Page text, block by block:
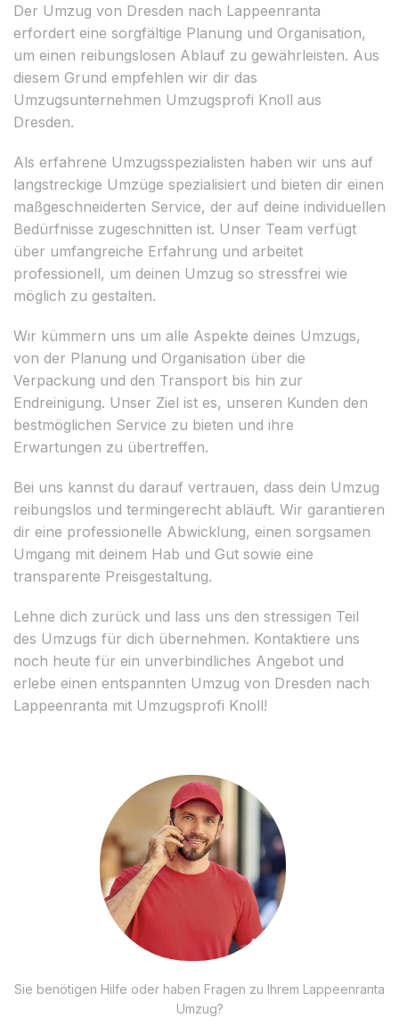
Der Umzug von Dresden nach Lappeenranta
erfordert eine sorgfältige Planung und Organisation,
um einen reibungslosen Ablauf zu gewährleisten. Aus
diesem Grund empfehlen wir dir das
Umzugsunternehmen Umzugsprofi Knoll aus
Dresden.
Als erfahrene Umzugsspezialisten haben wir uns auf
langstreckige Umzüge spezialisiert und bieten dir einen
maßgeschneiderten Service, der auf deine individuellen
Bedürfnisse zugeschnitten ist. Unser Team verfügt
über umfangreiche Erfahrung und arbeitet
professionell, um deinen Umzug so stressfrei wie
möglich zu gestalten.
Wir kümmern uns um alle Aspekte deines Umzugs,
von der Planung und Organisation über die
Verpackung und den Transport bis hin zur
Endreinigung. Unser Ziel ist es, unseren Kunden den
bestmöglichen Service zu bieten und ihre
Erwartungen zu übertreffen.
Bei uns kannst du darauf vertrauen, dass dein Umzug
reibungslos und termingerecht abläuft. Wir garantieren
dir eine professionelle Abwicklung, einen sorgsamen
Umgang mit deinem Hab und Gut sowie eine
transparente Preisgestaltung.
Lehne dich zurück und lass uns den stressigen Teil
des Umzugs für dich übernehmen. Kontaktiere uns
noch heute für ein unverbindliches Angebot und
erlebe einen entspannten Umzug von Dresden nach
Lappeenranta mit Umzugsprofi Knoll!
Sie benötigen Hilfe oder haben Fragen zu Ihrem Lappeenranta
Umzug?